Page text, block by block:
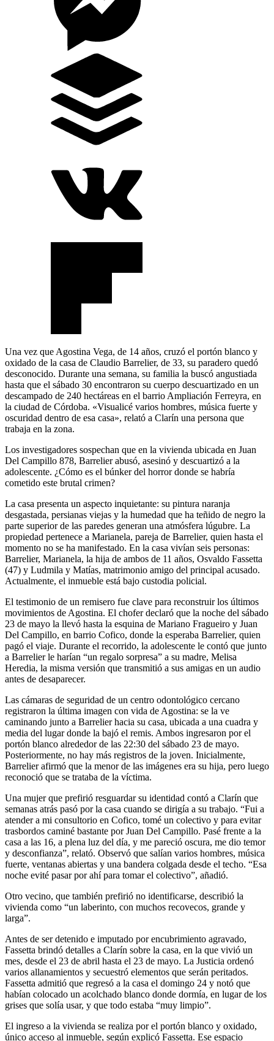
Una vez que Agostina Vega, de 14 años, cruzó el portón blanco y
oxidado de la casa de Claudio Barrelier, de 33, su paradero quedó
desconocido. Durante una semana, su familia la buscó angustiada
hasta que el sábado 30 encontraron su cuerpo descuartizado en un
descampado de 240 hectáreas en el barrio Ampliación Ferreyra, en
la ciudad de Córdoba. «Visualicé varios hombres, música fuerte y
oscuridad dentro de esa casa», relató a Clarín una persona que
trabaja en la zona.
Los investigadores sospechan que en la vivienda ubicada en Juan
Del Campillo 878, Barrelier abusó, asesinó y descuartizó a la
adolescente. ¿Cómo es el búnker del horror donde se habría
cometido este brutal crimen?
La casa presenta un aspecto inquietante: su pintura naranja
desgastada, persianas viejas y la humedad que ha teñido de negro la
parte superior de las paredes generan una atmósfera lúgubre. La
propiedad pertenece a Marianela, pareja de Barrelier, quien hasta el
momento no se ha manifestado. En la casa vivían seis personas:
Barrelier, Marianela, la hija de ambos de 11 años, Osvaldo Fassetta
(47) y Ludmila y Matías, matrimonio amigo del principal acusado.
Actualmente, el inmueble está bajo custodia policial.
El testimonio de un remisero fue clave para reconstruir los últimos
movimientos de Agostina. El chofer declaró que la noche del sábado
23 de mayo la llevó hasta la esquina de Mariano Fragueiro y Juan
Del Campillo, en barrio Cofico, donde la esperaba Barrelier, quien
pagó el viaje. Durante el recorrido, la adolescente le contó que junto
a Barrelier le harían “un regalo sorpresa” a su madre, Melisa
Heredia, la misma versión que transmitió a sus amigas en un audio
antes de desaparecer.
Las cámaras de seguridad de un centro odontológico cercano
registraron la última imagen con vida de Agostina: se la ve
caminando junto a Barrelier hacia su casa, ubicada a una cuadra y
media del lugar donde la bajó el remis. Ambos ingresaron por el
portón blanco alrededor de las 22:30 del sábado 23 de mayo.
Posteriormente, no hay más registros de la joven. Inicialmente,
Barrelier afirmó que la menor de las imágenes era su hija, pero luego
reconoció que se trataba de la víctima.
Una mujer que prefirió resguardar su identidad contó a Clarín que
semanas atrás pasó por la casa cuando se dirigía a su trabajo. “Fui a
atender a mi consultorio en Cofico, tomé un colectivo y para evitar
trasbordos caminé bastante por Juan Del Campillo. Pasé frente a la
casa a las 16, a plena luz del día, y me pareció oscura, me dio temor
y desconfianza”, relató. Observó que salían varios hombres, música
fuerte, ventanas abiertas y una bandera colgada desde el techo. “Esa
noche evité pasar por ahí para tomar el colectivo”, añadió.
Otro vecino, que también prefirió no identificarse, describió la
vivienda como “un laberinto, con muchos recovecos, grande y
larga”.
Antes de ser detenido e imputado por encubrimiento agravado,
Fassetta brindó detalles a Clarín sobre la casa, en la que vivió un
mes, desde el 23 de abril hasta el 23 de mayo. La Justicia ordenó
varios allanamientos y secuestró elementos que serán peritados.
Fassetta admitió que regresó a la casa el domingo 24 y notó que
habían colocado un acolchado blanco donde dormía, en lugar de los
grises que solía usar, y que todo estaba “muy limpio”.
El ingreso a la vivienda se realiza por el portón blanco y oxidado,
único acceso al inmueble, según explicó Fassetta. Ese espacio